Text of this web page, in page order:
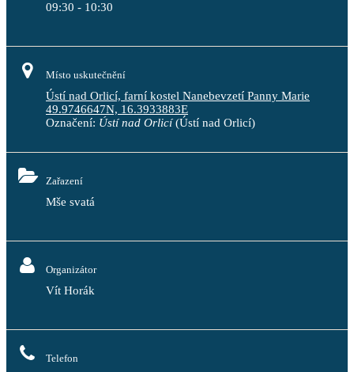
09:30 - 10:30
Místo uskutečnění
Ústí nad Orlicí, farní kostel Nanebevzetí Panny Marie
49.9746647N, 16.3933883E
Označení: Ústí nad Orlicí(Ústí nad Orlicí)
Zařazení
Mše svatá
Organizátor
Vít Horák
Telefon